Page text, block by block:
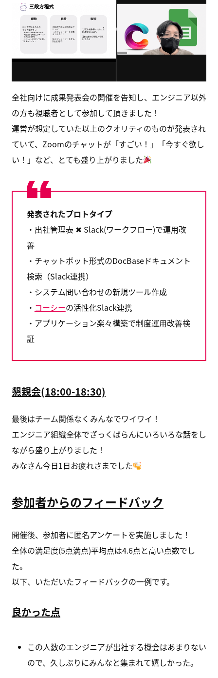
全社向けに成果発表会の開催を告知し、エンジニア以外
の方も視聴者として参加して頂きました！
運営が想定していた以上のクオリティのものが発表され
ていて、Zoomのチャットが「すごい！」「今すぐ欲し
い！」など、とても盛り上がりました
発表されたプロトタイプ
・出社管理表 ✖︎ Slack(ワークフロー)で運用改
善
・チャットボット形式のDocBaseドキュメント
検索（Slack連携）
・システム問い合わせの新規ツール作成
・ コーシーの活性化Slack連携
・アプリケーション楽々構築で制度運用改善検
証
懇親会(18:00-18:30)
最後はチーム関係なくみんなでワイワイ！
エンジニア組織全体でざっくばらんにいろいろな話をし
ながら盛り上がりました！
みなさん今日1日お疲れさまでした
参加者からのフィードバック
開催後、参加者に匿名アンケートを実施しました！
全体の満足度(5点満点)平均点は4.6点と高い点数でし
た。
以下、いただいたフィードバックの一例です。
良かった点
この人数のエンジニアが出社する機会はあまりない
ので、久しぶりにみんなと集まれて嬉しかった。